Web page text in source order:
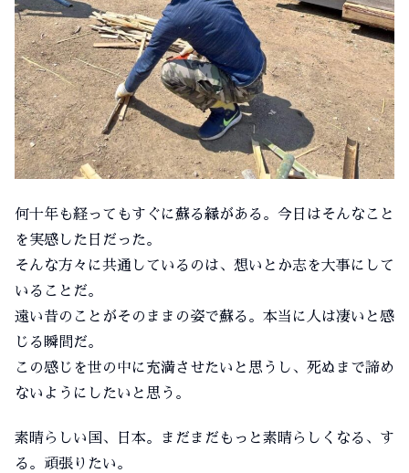
何十年も経ってもすぐに蘇る縁がある。今日はそんなこと
を実感した日だった。
そんな方々に共通しているのは、想いとか志を大事にして
いることだ。
遠い昔のことがそのままの姿で蘇る。本当に人は凄いと感
じる瞬間だ。
この感じを世の中に充満させたいと思うし、死ぬまで諦め
ないようにしたいと思う。
素晴らしい国、日本。まだまだもっと素晴らしくなる、す
る。頑張りたい。